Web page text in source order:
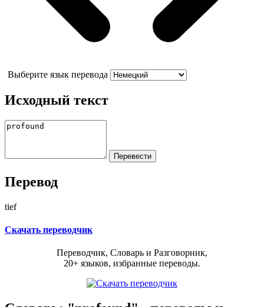
Выберите язык перевода
Исходный текст
Перевод
tief
Скачать переводчик
Переводчик, Словарь и Разговорник,
20+ языков, избранные переводы.